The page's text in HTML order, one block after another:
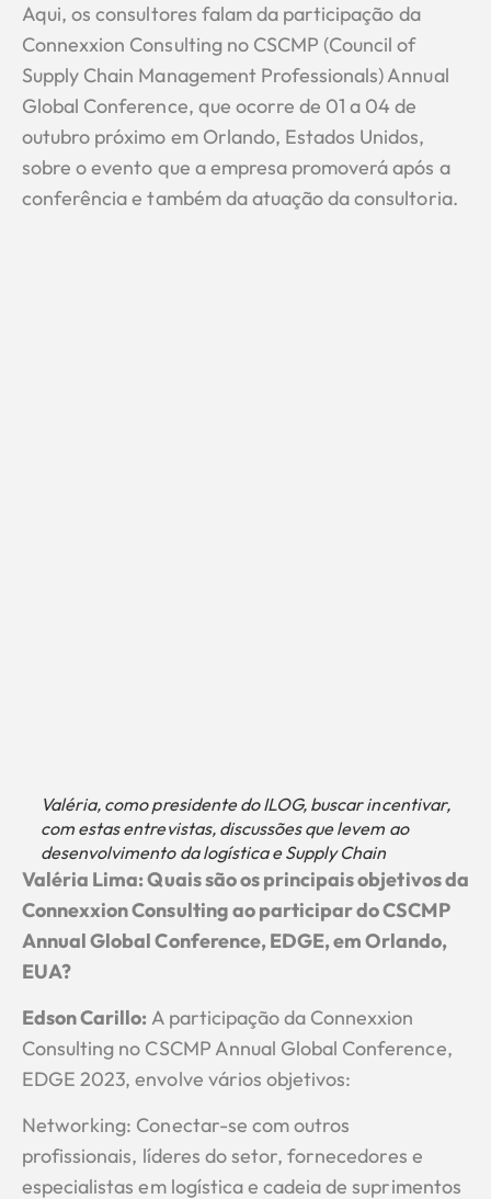
Aqui, os consultores falam da participação da
Connexxion Consulting no CSCMP (Council of
Supply Chain Management Professionals) Annual
Global Conference, que ocorre de 01 a 04 de
outubro próximo em Orlando, Estados Unidos,
sobre o evento que a empresa promoverá após a
conferência e também da atuação da consultoria.
Valéria, como presidente do ILOG, buscar incentivar,
com estas entrevistas, discussões que levem ao
desenvolvimento da logística e Supply Chain
Valéria Lima: Quais são os principais objetivos da
Connexxion Consulting ao participar do CSCMP
Annual Global Conference, EDGE, em Orlando,
EUA?
Edson Carillo: A participação da Connexxion
Consulting no CSCMP Annual Global Conference,
EDGE 2023, envolve vários objetivos:
Networking: Conectar-se com outros
profissionais, líderes do setor, fornecedores e
especialistas em logística e cadeia de suprimentos